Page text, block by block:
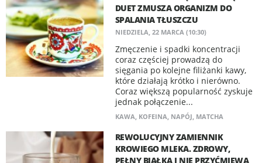
DUET ZMUSZA ORGANIZM DO
SPALANIA TŁUSZCZU
NIEDZIELA, 22 MARCA (10:30)
Zmęczenie i spadki koncentracji
coraz częściej prowadzą do
sięgania po kolejne filiżanki kawy,
które działają krótko i nierówno.
Coraz większą popularność zyskuje
jednak połączenie...
KAWA, KOFEINA, NAPÓJ, MATCHA
REWOLUCYJNY ZAMIENNIK
KROWIEGO MLEKA. ZDROWY,
PEŁNY BIAŁKA I NIE PRZYĆMIEWA